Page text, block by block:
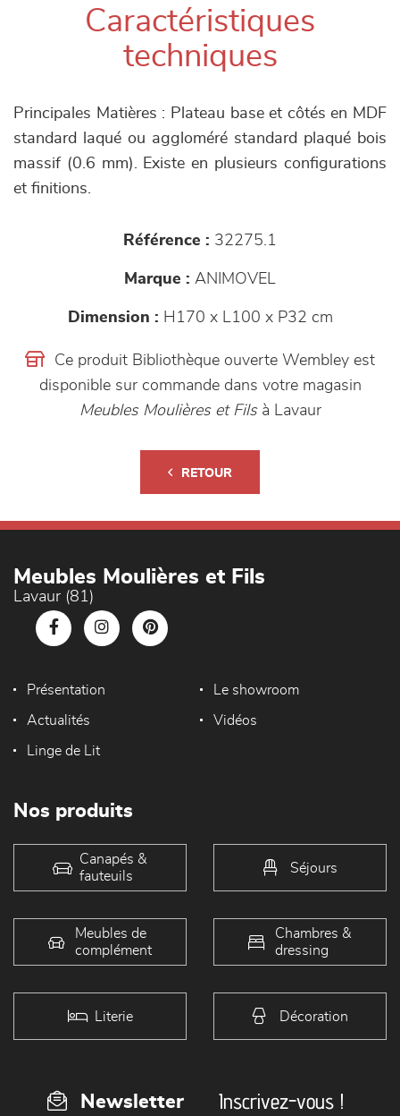
Caractéristiques
techniques
Principales Matières : Plateau base et côtés en MDF
standard laqué ou aggloméré standard plaqué bois
massif (0.6 mm). Existe en plusieurs configurations
et finitions.
Référence : 32275.1
Marque : ANIMOVEL
Dimension : H170 x L100 x P32 cm
Ce produit Bibliothèque ouverte Wembley est
disponible sur commande dans votre magasin
Meubles Moulières et Filsà Lavaur
RETOUR
Meubles Moulières et Fils
Lavaur (81)
Présentation Le showroom
Actualités Vidéos
Linge de Lit
Nos produits
Canapés &
fauteuils
Séjours
Meubles de
complément
Chambres &
dressing
Literie Décoration
Newsletter Inscrivez-vous !